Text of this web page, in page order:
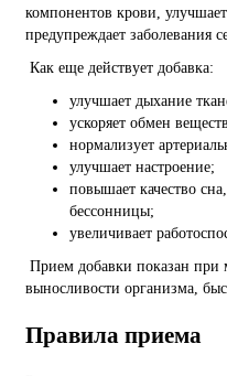
компонентов крови,
предупреждает заболевания
Как еще действует добавка:
улучшает дыхание
ускоряет обмен
нормализует
улучшает настроение;
повышает качество
бессонницы;
увеличивает
Прием добавки показан при
выносливости организма,
Правила приема